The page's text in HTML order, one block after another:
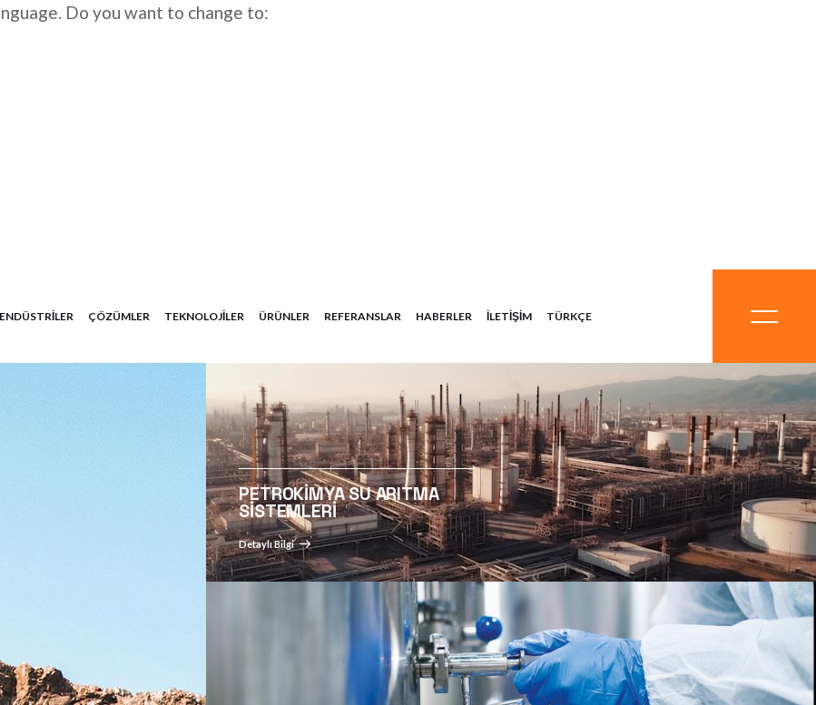
Do you want to change to:
ENDÜSTRILER
Petrokimya Endüstrisi
Elektronik (Yarı İletken)
Kozmetik Endüstrisi
Turizm Endüstrisi
ÇÖZÜMLER
Yüzey Suyu Arıtma Sistemleri
Kuyu Suyu Arıtma Sistemleri
Deniz Suyu Arıtma Sistemleri
Nehir Suyu Arıtma Sistemleri
Şebeke Suyu Arıtma
TEKNOLOJILER
Su Arıtma Sistemleri
Atık Su Arıtma Sistemleri
ÜRÜNLER
Kimyasallar
Mineraller
Ekipmanlar
Sistemler
REFERANSLAR HABERLER İLETIŞIM TÜRKÇE